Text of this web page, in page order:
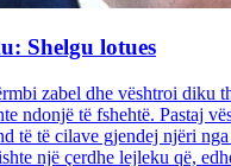
Shelgu lotues
zabel dhe vështroi diku
ndonjë të fshehtë. Pastaj
të të cilave gjendej njëri
një çerdhe lejleku që,